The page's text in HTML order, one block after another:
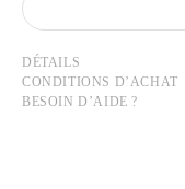
DÉTAILS
CONDITIONS D’ACHAT
BESOIN D’AIDE ?